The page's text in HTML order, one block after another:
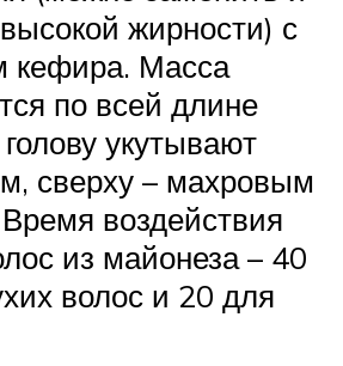
жирности) с
кефира. Масса
по всей длине
укутывают
сверху – махровым
воздействия
из майонеза – 40
волос и 20 для